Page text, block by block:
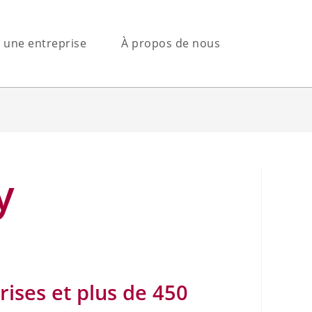
une entreprise À propos de nous
et plus de 450